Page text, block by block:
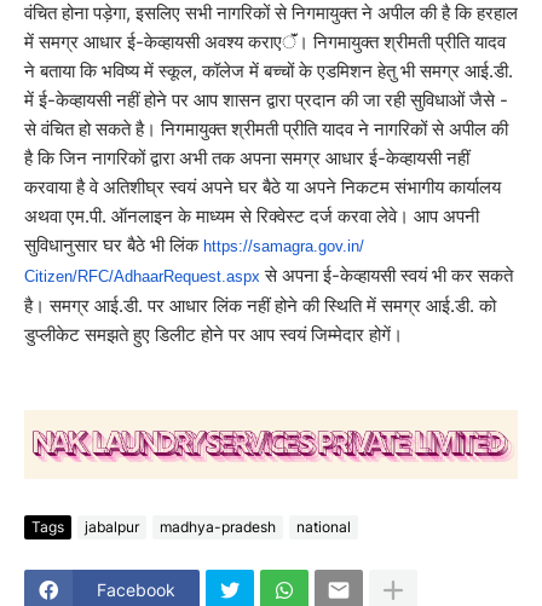
वंचित होना पड़ेगा, इसलिए सभी नागरिकों से निगमायुक्त ने अपील की है कि हरहाल
में समग्र आधार ई-केव्हायसी अवश्य कराएॅं। निगमायुक्त श्रीमती प्रीति यादव
ने बताया कि भविष्य में स्कूल, कॉलेज में बच्चों के एडमिशन हेतु भी समग्र आई.डी.
में ई-केव्हायसी नहीं होने पर आप शासन द्वारा प्रदान की जा रही सुविधाओं जैसे -
से वंचित हो सकते है। निगमायुक्त श्रीमती प्रीति यादव ने नागरिकों से अपील की
है कि जिन नागरिकों द्वारा अभी तक अपना समग्र आधार ई-केव्हायसी नहीं
करवाया है वे अतिशीघ्र स्वयं अपने घर बैठे या अपने निकटम संभागीय कार्यालय
अथवा एम.पी. ऑनलाइन के माध्यम से रिक्वेस्ट दर्ज करवा लेवे। आप अपनी
सुविधानुसार घर बैठे भी लिंक https://samagra.gov.in/
Citizen/RFC/AdhaarRequest.aspx से अपना ई-केव्हायसी स्वयं भी कर सकते
है। समग्र आई.डी. पर आधार लिंक नहीं होने की स्थिति में समग्र आई.डी. को
डुप्लीकेट समझते हुए डिलीट होने पर आप स्वयं जिम्मेदार होगें।
Tags jabalpur madhya-pradesh national
Facebook